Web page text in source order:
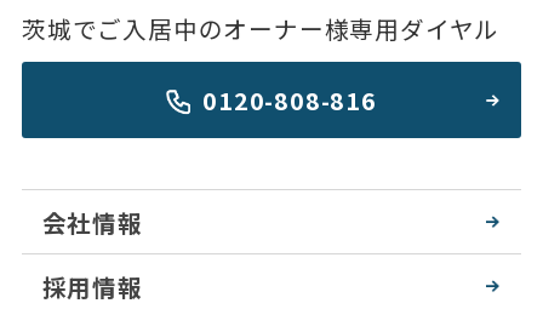
茨城でご入居中のオーナー様専用ダイヤル
0120-808-816
会社情報
採用情報